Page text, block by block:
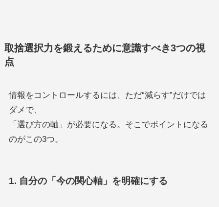
取捨選択力を鍛えるために意識すべき3つの視
点
情報をコントロールするには、ただ“減らす”だけでは
ダメで、
「選び方の軸」が必要になる。そこでポイントになる
のがこの3つ。
1. 自分の「今の関心軸」を明確にする